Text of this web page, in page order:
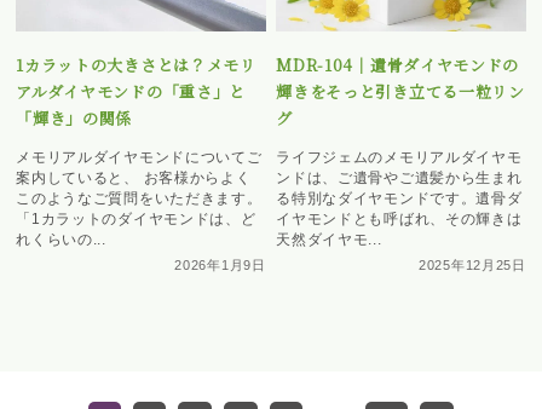
1カラットの大きさとは？メモリ
アルダイヤモンドの「重さ」と
「輝き」の関係
メモリアルダイヤモンドについてご
案内していると、 お客様からよく
このようなご質問をいただきます。
「1カラットのダイヤモンドは、ど
れくらいの...
2026年1月9日
MDR-104｜遺骨ダイヤモンドの
輝きをそっと引き立てる一粒リン
グ
ライフジェムのメモリアルダイヤモ
ンドは、ご遺骨やご遺髪から生まれ
る特別なダイヤモンドです。遺骨ダ
イヤモンドとも呼ばれ、その輝きは
天然ダイヤモ...
2025年12月25日